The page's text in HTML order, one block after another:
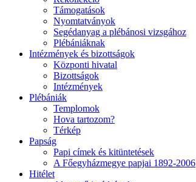
Támogatások
Nyomtatványok
Segédanyag a plébánosi vizsgához
Plébániáknak
Intézmények és bizottságok
Központi hivatal
Bizottságok
Intézmények
Plébániák
Templomok
Hova tartozom?
Térkép
Papság
Papi címek és kitüntetések
A Főegyházmegye papjai 1892-2006
Hitélet